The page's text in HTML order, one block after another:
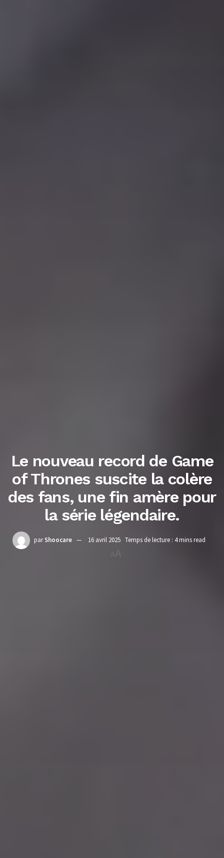
Le nouveau record de Game
of Thrones suscite la colère
des fans, une fin amère pour
la série légendaire.
par Shoocare 16 avril 2025 Temps de lecture : 4 mins read